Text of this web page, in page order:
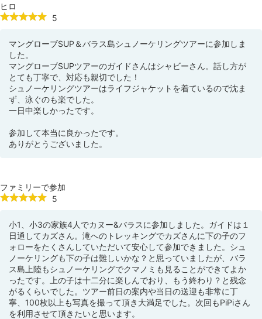
ヒロ
5
マングローブSUP＆バラス島シュノーケリングツアーに参加しま
した。
マングローブSUPツアーのガイドさんはシャビーさん。話し方が
とても丁寧で、対応も親切でした！
シュノーケリングツアーはライフジャケットを着ているので沈ま
ず、泳ぐのも楽でした。
一日中楽しかったです。
参加して本当に良かったです。
ありがとうございました。
ファミリーで参加
5
小1、小3の家族4人でカヌー&バラスに参加しました。ガイドは１
日通してカズさん。滝へのトレッキングでカズさんに下の子のフ
ォローをたくさんしていただいて安心して参加できました。シュ
ノーケリングも下の子は難しいかな？と思っていましたが、バラ
ス島上陸もシュノーケリングでクマノミも見ることができてよか
ったです。上の子は十二分に楽しんでおり、もう終わり？と残念
がるくらいでした。ツアー前日の案内や当日の送迎も非常に丁
寧、100枚以上も写真を撮って頂き大満足でした。次回もPiPiさん
を利用させて頂きたいと思います。